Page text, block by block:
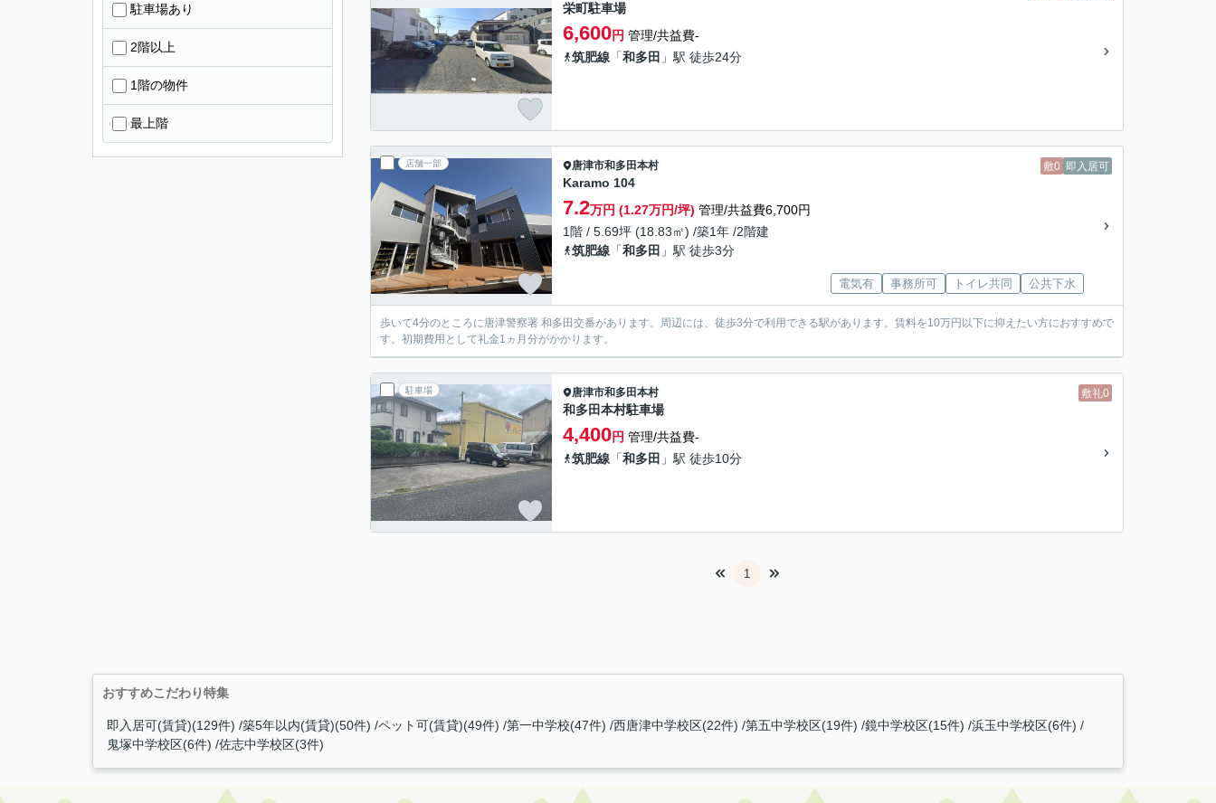
栄町駐車場
6,600円 管理/共益費-
筑肥線 「和多田 」駅 徒歩24分
店舗一部 敷0 即入居可
唐津市和多田本村
Karamo 104
7.2万円 (1.27万円/坪) 管理/共益費6,700円
1階 / 5.69坪 (18.83㎡) /築1年 /2階建
筑肥線 「和多田 」駅 徒歩3分
電気有 事務所可 トイレ共同 公共下水
歩いて4分のところに唐津警察署 和多田交番があります。周辺には、徒歩3分で利用できる駅があります。賃料を10万円以下に抑えたい方におすすめで
す。初期費用として礼金1ヵ月分がかかります。
駐車場 敷礼0
唐津市和多田本村
和多田本村駐車場
4,400円 管理/共益費-
筑肥線 「和多田 」駅 徒歩10分
1
駐車場あり
2階以上
1階の物件
最上階
おすすめこだわり特集
即入居可(賃貸)(129件) 築5年以内(賃貸)(50件) ペット可(賃貸)(49件) 第一中学校(47件) 西唐津中学校区(22件) 第五中学校区(19件) 鏡中学校区(15件) 浜玉中学校区(6件)
鬼塚中学校区(6件) 佐志中学校区(3件)